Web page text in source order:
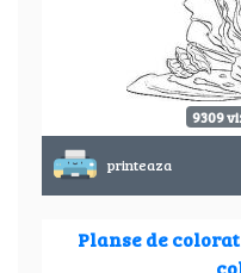
9309
printeaza
Planse de